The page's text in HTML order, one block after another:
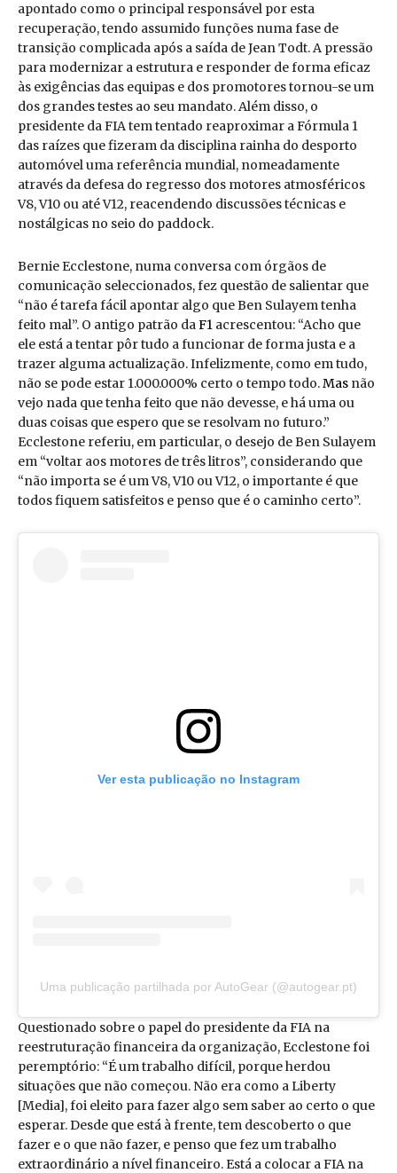
apontado como o principal responsável por esta
recuperação, tendo assumido funções numa fase de
transição complicada após a saída de Jean Todt. A pressão
para modernizar a estrutura e responder de forma eficaz
às exigências das equipas e dos promotores tornou-se um
dos grandes testes ao seu mandato. Além disso, o
presidente da FIA tem tentado reaproximar a Fórmula 1
das raízes que fizeram da disciplina rainha do desporto
automóvel uma referência mundial, nomeadamente
através da defesa do regresso dos motores atmosféricos
V8, V10 ou até V12, reacendendo discussões técnicas e
nostálgicas no seio do paddock.
Bernie Ecclestone, numa conversa com órgãos de
comunicação seleccionados, fez questão de salientar que
“não é tarefa fácil apontar algo que Ben Sulayem tenha
feito mal”. O antigo patrão daF1 acrescentou: “Acho que
ele está a tentar pôr tudo a funcionar de forma justa e a
trazer alguma actualização. Infelizmente, como em tudo,
não se pode estar 1.000.000% certo o tempo todo.Mas não
vejo nada que tenha feito que não devesse, e há uma ou
duas coisas que espero que se resolvam no futuro.”
Ecclestone referiu, em particular, o desejo de Ben Sulayem
em “voltar aos motores de três litros”, considerando que
“não importa se é um V8, V10 ou V12, o importante é que
todos fiquem satisfeitos e penso que é o caminho certo”.
Ver esta publicação no Instagram
Uma publicação partilhada por AutoGear (@autogear.pt)
Questionado sobre o papel do presidente da FIA na
reestruturação financeira da organização, Ecclestone foi
peremptório: “É um trabalho difícil, porque herdou
situações que não começou. Não era como a Liberty
[Media], foi eleito para fazer algo sem saber ao certo o que
esperar. Desde que está à frente, tem descoberto o que
fazer e o que não fazer, e penso que fez um trabalho
extraordinário a nível financeiro. Está a colocar a FIA na